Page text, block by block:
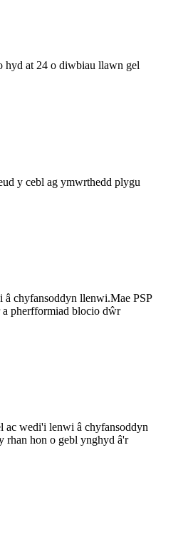
hyd at 24 o diwbiau llawn gel
y cebl ag ymwrthedd plygu
chyfansoddyn llenwi.Mae PSP
a pherfformiad blocio dŵr
wedi'i lenwi â chyfansoddyn
rhan hon o gebl ynghyd â'r